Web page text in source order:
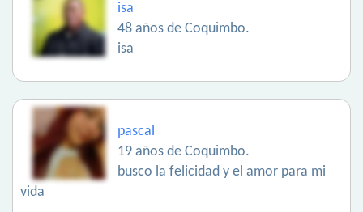
isa
48 años de Coquimbo.
isa
pascal
19 años de Coquimbo.
busco la felicidad y el amor para mi
vida